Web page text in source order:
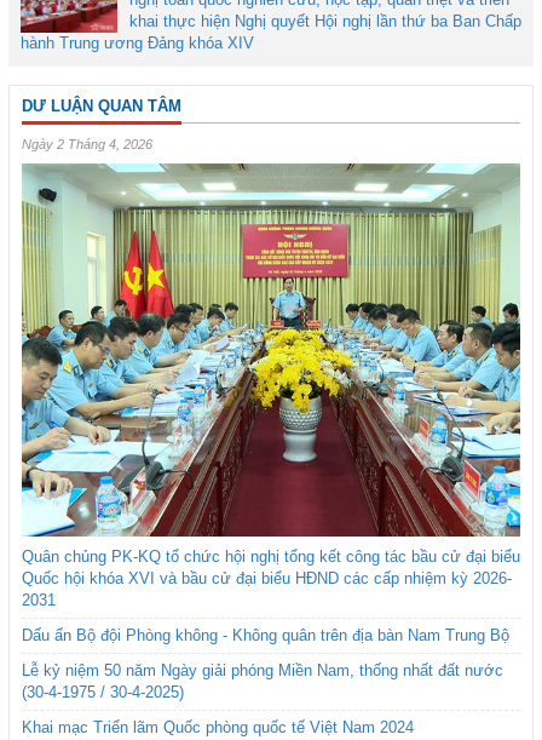
khai thực hiện Nghị quyết Hội nghị lần thứ ba Ban Chấp
hành Trung ương Đảng khóa XIV
DƯ LUẬN QUAN TÂM
Ngày 2 Tháng 4, 2026
Quân chủng PK-KQ tổ chức hội nghị tổng kết công tác bầu cử đại biểu
Quốc hội khóa XVI và bầu cử đại biểu HĐND các cấp nhiệm kỳ 2026-
2031
Dấu ấn Bộ đội Phòng không - Không quân trên địa bàn Nam Trung Bộ
Lễ kỷ niệm 50 năm Ngày giải phóng Miền Nam, thống nhất đất nước
(30-4-1975 / 30-4-2025)
Khai mạc Triển lãm Quốc phòng quốc tế Việt Nam 2024